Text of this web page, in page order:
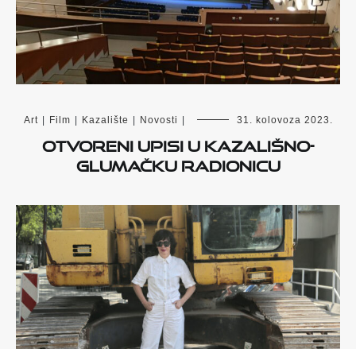
Art | Film | Kazalište | Novosti | 31. kolovoza 2023.
Otvoreni upisi u kazališno-
glumačku radionicu